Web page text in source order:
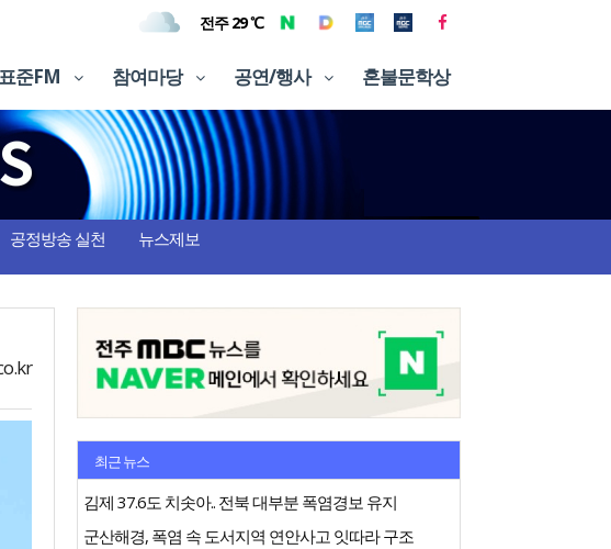
전주 29 ℃
표준FM 참여마당 공연/행사 혼불문학상
공정방송 실천 뉴스제보
최근 뉴스
김제 37.6도 치솟아.. 전북 대부분 폭염경보 유지
군산해경, 폭염 속 도서지역 연안사고 잇따라 구조